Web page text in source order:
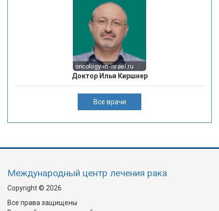
Доктор Илья Киршнер
Все врачи
Международный центр лечения рака
Copyright © 2026
Все права защищены